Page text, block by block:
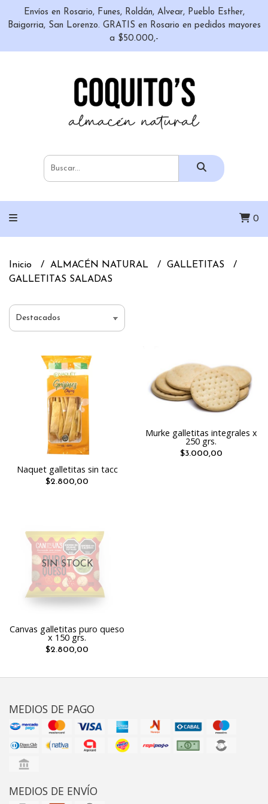
Envíos en Rosario, Funes, Roldán, Alvear, Pueblo Esther,
Baigorria, San Lorenzo. GRATIS en Rosario en pedidos mayores
a $50.000,-
0
Inicio ALMACÉN NATURAL
GALLETITAS
GALLETITAS SALADAS
Naquet galletitas sin tacc
$2.800,00
Murke galletitas integrales x
250 grs.
$3.000,00
SIN STOCK
Canvas galletitas puro queso
x 150 grs.
$2.800,00
MEDIOS DE PAGO
MEDIOS DE ENVÍO